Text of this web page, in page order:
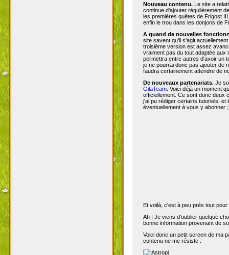
Nouveau contenu. Le site a
continue d'ajouter régulièrement
les premières quêtes de Frigost
enfin le trou dans les donjons de
A quand de nouvelles
site savent qu'il s'agit
troisième version est assez
vraiment pas du tout adaptée aux
permettra entre autres d'avoir un
je ne pourrai donc pas ajouter de
faudra certainement attendre de
De nouveaux partenariats. Je
GilaTeam . Voici déjà un moment
officiellement. Ce sont donc deux
j'ai pu rédiger certains tutoriels,
éventuellement à vous y abonner
Et voilà, c'est à peu près tout
Ah ! Je viens d'oublier quelque
bonne information provenant de
Voici donc un petit screen de ma
contenu ne me résiste :